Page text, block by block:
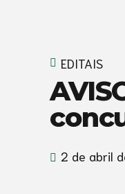
EDITAIS
2 de abril